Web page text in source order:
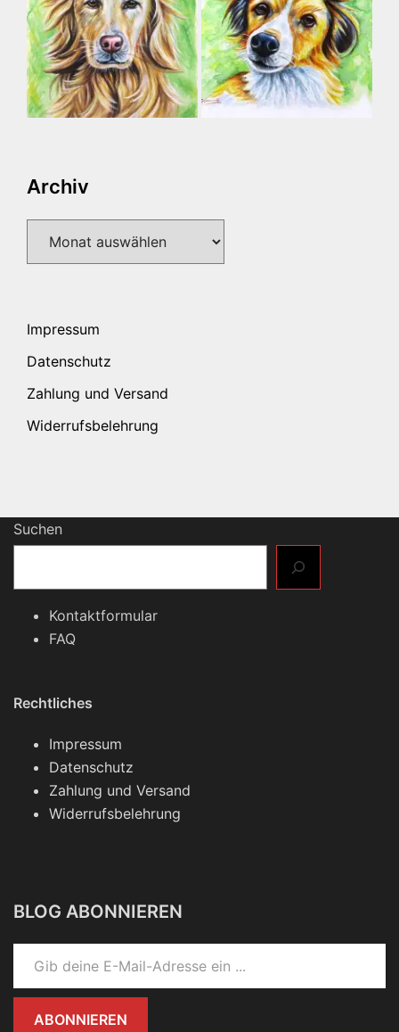
Archiv
Impressum
Datenschutz
Zahlung und Versand
Widerrufsbelehrung
Suchen
Kontaktformular
FAQ
Rechtliches
Impressum
Datenschutz
Zahlung und Versand
Widerrufsbelehrung
BLOG ABONNIEREN
Gib deine E-Mail-Adresse ein ...
ABONNIEREN